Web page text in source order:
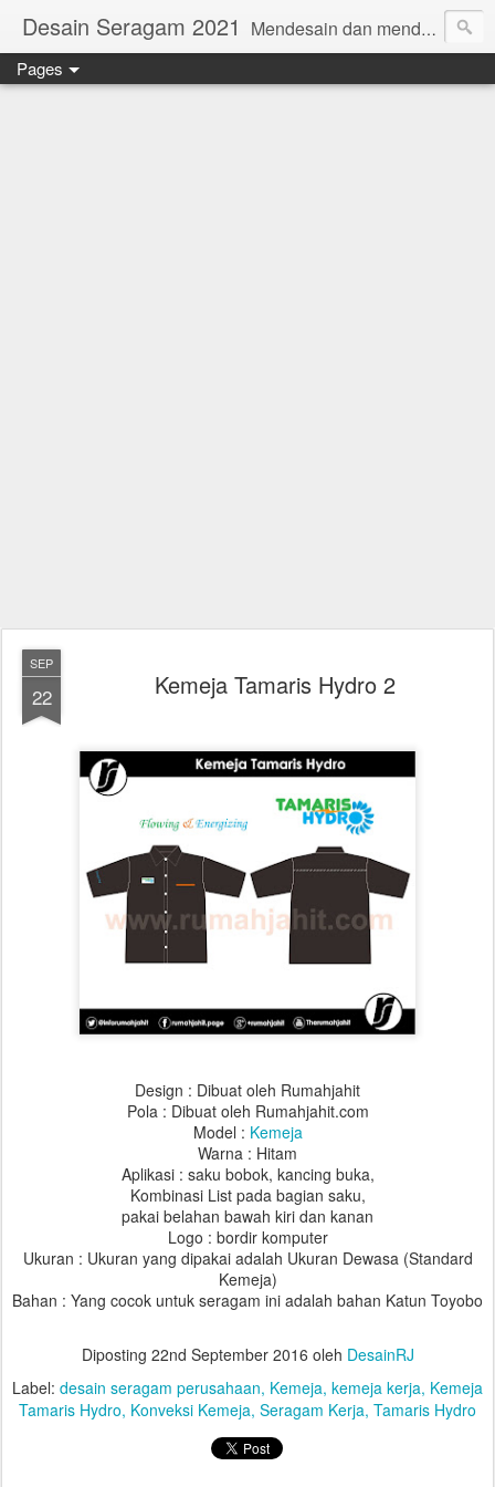
Desain Seragam 2021 Mendesain dan mendesain ulang SERAGAM KERJA 2018 www.rumahjahit.com
Pages
SEP
22 Kemeja Tamaris Hydro 2
Design : Dibuat oleh Rumahjahit
Pola : Dibuat oleh Rumahjahit.com
Model : Kemeja
Warna : Hitam
Aplikasi : saku bobok, kancing buka,
Kombinasi List pada bagian saku,
pakai belahan bawah kiri dan kanan
Logo : bordir komputer
Ukuran : Ukuran yang dipakai adalah Ukuran Dewasa (Standard
Kemeja)
Bahan : Yang cocok untuk seragam ini adalah bahan Katun Toyobo
Diposting 22nd September 2016 oleh DesainRJ
Label: desain seragam perusahaan Kemeja kemeja kerja Kemeja
Tamaris Hydro Konveksi Kemeja Seragam Kerja Tamaris Hydro